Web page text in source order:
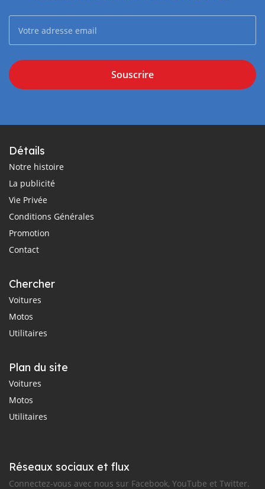
Souscrire
Détails
Notre histoire
La publicité
Vie Privée
Conditions Générales
Promotion
Contact
Chercher
Voitures
Motos
Utilitaires
Plan du site
Voitures
Motos
Utilitaires
Réseaux sociaux et flux
Connectez-vous avec nous sur Facebook, YouTube et Twitter.